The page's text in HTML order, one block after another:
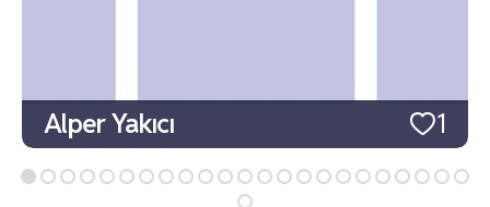
1
Alper Yakıcı